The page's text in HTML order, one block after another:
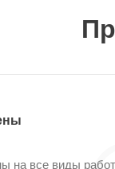
на все виды